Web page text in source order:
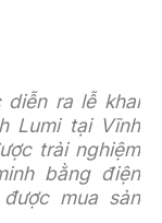
diễn ra lễ khai
Lumi tại Vĩnh
trải nghiệm
bằng điện
mua sản